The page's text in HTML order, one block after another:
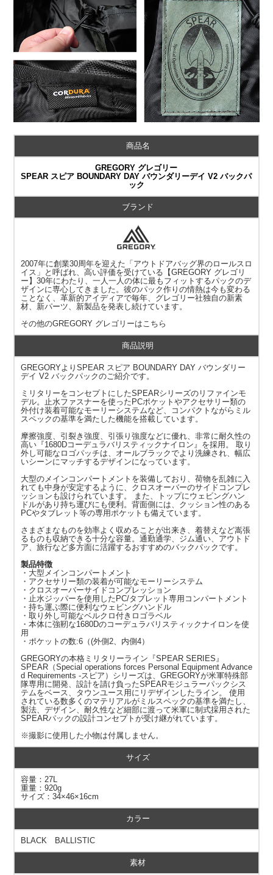
商品名
GREGORY グレゴリー
SPEAR スピア BOUNDARY DAY バウンダリーデイ V2 バックパ
ック
ブランド
2007年に創業30周年を迎えた「アウトドアバッグ界のロールスロ
イス」と呼ばれ、高い評価を受けている【GREGORY グレゴリ
ー】30年にわたり、一人一人の体に最もフィットするパックのデ
ザインに専心してきました。彼のパック作りの情熱は今も変わる
ことなく、革新的アイディアで毎年、グレゴリー社独自の新素
材、新パーツ、新製品を発表し続けています。
その他のGREGORY グレゴリーはこちら
商品説明
GREGORYよりSPEAR スピア BOUNDARY DAY バウンダリー
デイ V2 バックパックのご紹介です。
ミリタリーをコンセプトにしたSPEARシリーズのリファインモ
デル。止水ファスナーを使ったPCポケットやアクセサリー類の
外付け装着可能なモーリーシステムなど、コンパクトながらミル
スペックの基準を満たした機能を搭載しています。
摩擦強度、引裂き強度、引張り強度などに優れ、非常に耐久性の
高い『1680Dコーデュラバリスティックナイロン』を採用。 取り
外し可能なロゴパッチは、オールブラックでより洗練され、幅広
いシーンにマッチするデザインになっています。
大型のメインコンパートメントを装備しており、荷物を乱雑に入
れても中身が安定するように、クロスオーバーのサイドコンプレ
ッションも設けられています。 また、トップにウェビングハン
ドルがあり持ち運びにも便利。背面側には、クッション性のある
PCやタブレット等の専用ポケットも備えています。
さまざまなものを効率よく収めることが出来き、着替えなど嵩張
るものも収納できる十分な容量。通勤通学、ジム通い、アウトド
ア、旅行など多方面に活躍するおすすめのバックパックです。
製品特徴
・大型メインコンパートメント
・アクセサリー類の装着が可能なモーリーシステム
・クロスオーバーサイドコンプレッション
・止水ジッパーを使用したPC/タブレット専用コンパートメント
・持ち運ぶ際に便利なウェビングハンドル
・取り外し可能なベルクロ付きロゴラベル
・本体に強靭な1680Dのコーデュラバリスティックナイロンを使
用
・ポケットの数:6（(外側2、内側4）
GREGORYの本格ミリタリーライン『SPEAR SERIES』
SPEAR（Special operations forces Personal Equipment Advance
d Requirements -スピア）シリーズは、GREGORYが米軍特殊部
隊専用に開発、設計を請け負ったSPEARモジュラーパックシス
テムをベース、タウンユース用にリデザインしたライン。 使用
されている数多くのマテリアルがミルスペックの基準を満たし、
製法、デザイン、耐久性など細部に渡って米軍に制式採用された
SPEARパックの設計コンセプトが受け継がれています。
※撮影に使用した小物は付属しません。
サイズ
容量：27L
重量：920g
サイズ：34×46×16cm
カラー
BLACK BALLISTIC
素材